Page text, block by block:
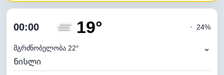
00:00 19°
მგრძნობელობა 22°
◔ 24%
⌄
ნისლი